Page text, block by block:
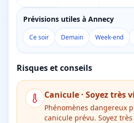
Prévisions utiles à Annecy
Ce soir Demain Week-end
Risques et conseils
Canicule · Soyez très
Phénomènes dangereux
canicule prévu. Soyez